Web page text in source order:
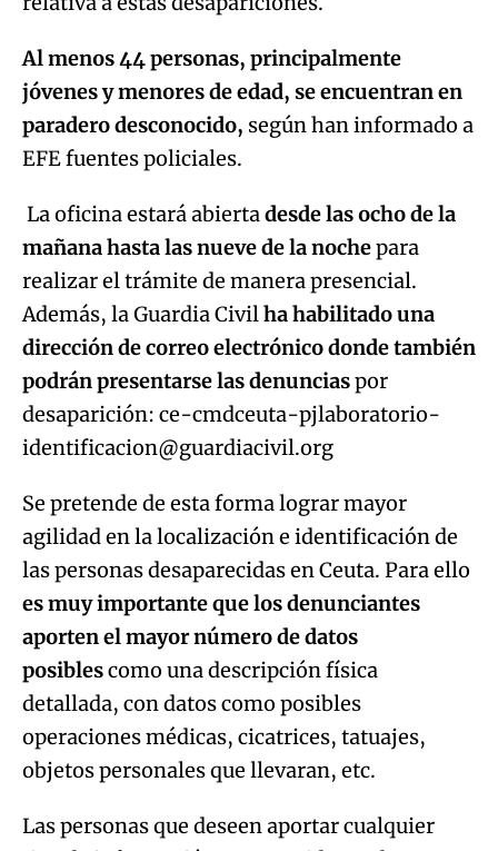
Al menos 44 personas, principalmente
jóvenes y menores de edad, se encuentran en
paradero desconocido, según han informado a
EFE fuentes policiales.
La oficina estará abiertadesde las ocho de la
mañana hasta las nueve de la nochepara
realizar el trámite de manera presencial.
Además, la Guardia Civilha habilitado una
dirección de correo electrónico donde también
podrán presentarse las denunciaspor
desaparición: ce-cmdceuta-pjlaboratorio-
identificacion@guardiacivil.org
Se pretende de esta forma lograr mayor
agilidad en la localización e identificación de
las personas desaparecidas en Ceuta. Para ello
es muy importante que los denunciantes
aporten el mayor número de datos
posiblescomo una descripción física
detallada, con datos como posibles
operaciones médicas, cicatrices, tatuajes,
objetos personales que llevaran, etc.
Las personas que deseen aportar cualquier